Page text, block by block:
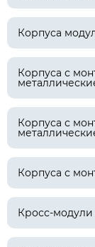
Корпуса
Корпуса с
Корпуса с
Корпуса с
Кросс-